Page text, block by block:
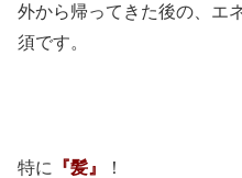
外から帰ってきた後の、エ
須です。
特に 『髪』 ！